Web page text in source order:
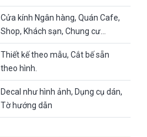
Cửa kính Ngân hàng, Quán Cafe,
Shop, Khách sạn, Chung cư…
Thiết kế theo mẫu, Cắt bế sẵn
theo hình.
Decal như hình ảnh, Dụng cụ dán,
Tờ hướng dẫn